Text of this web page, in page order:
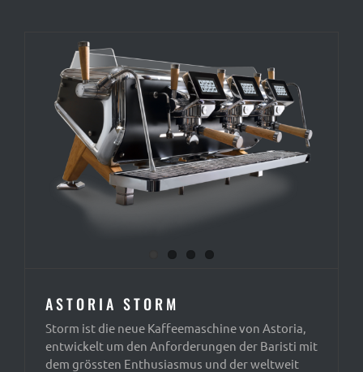
ASTORIA STORM
Storm ist die neue Kaffeemaschine von Astoria,
entwickelt um den Anforderungen der Baristi mit
dem grössten Enthusiasmus und der weltweit